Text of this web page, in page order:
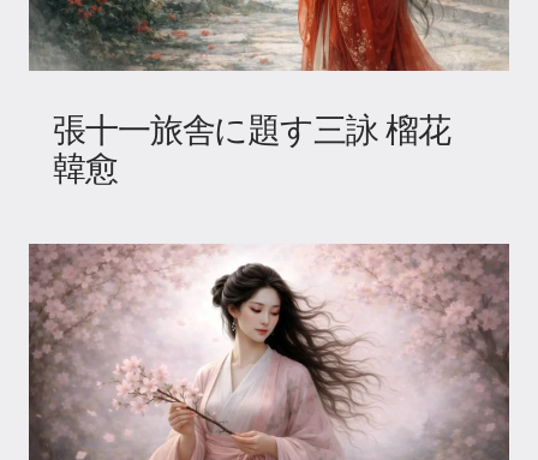
張十一旅舎に題す三詠 榴花
韓愈